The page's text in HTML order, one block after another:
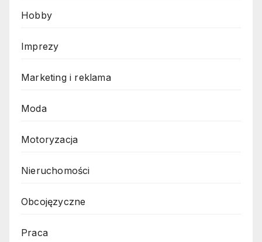
Hobby
Imprezy
Marketing i reklama
Moda
Motoryzacja
Nieruchomości
Obcojęzyczne
Praca